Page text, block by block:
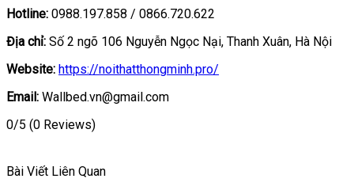
Hotline: 0988.197.858 / 0866.720.622
Địa chỉ: Số 2 ngõ 106 Nguyễn Ngọc Nại, Thanh Xuân, Hà Nội
Website: https://noithatthongminh.pro/
Email: Wallbed.vn@gmail.com
0/5 (0 Reviews)
Bài Viết Liên Quan